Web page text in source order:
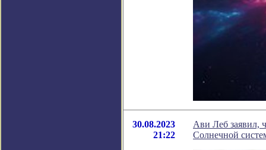
30.08.2023
21:22
Ави Леб заявил,
Солнечной